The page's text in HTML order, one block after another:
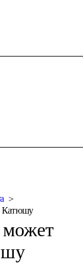
Катюшу